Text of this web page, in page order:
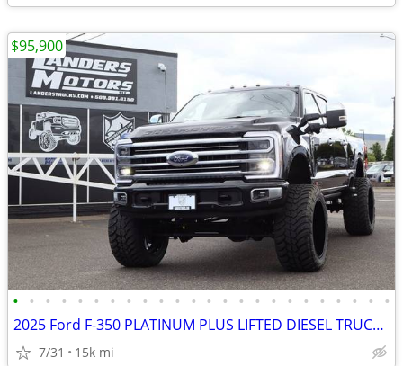
• • • • • • • • • • • • • • • • • • • • • • • •
2025 Ford F-350 PLATINUM PLUS LIFTED DIESEL TRUCK 4X4 LOADED
7/31 15k mi
$95,900